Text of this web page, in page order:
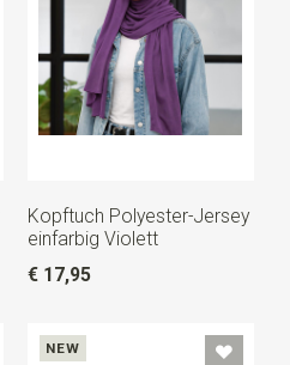
Kopftuch Polyester-Jersey
einfarbig Violett
€ 17,95
NEW